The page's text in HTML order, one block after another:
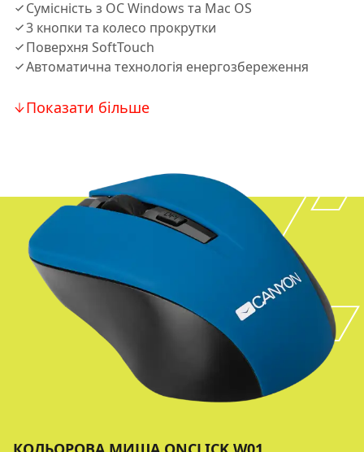
Сумісність з ОС Windows та Mac OS
3 кнопки та колесо прокрутки
Поверхня SoftTouch
Автоматична технологія енергозбереження
Показати більше